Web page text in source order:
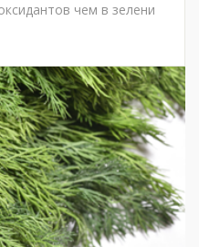
чем в зелени